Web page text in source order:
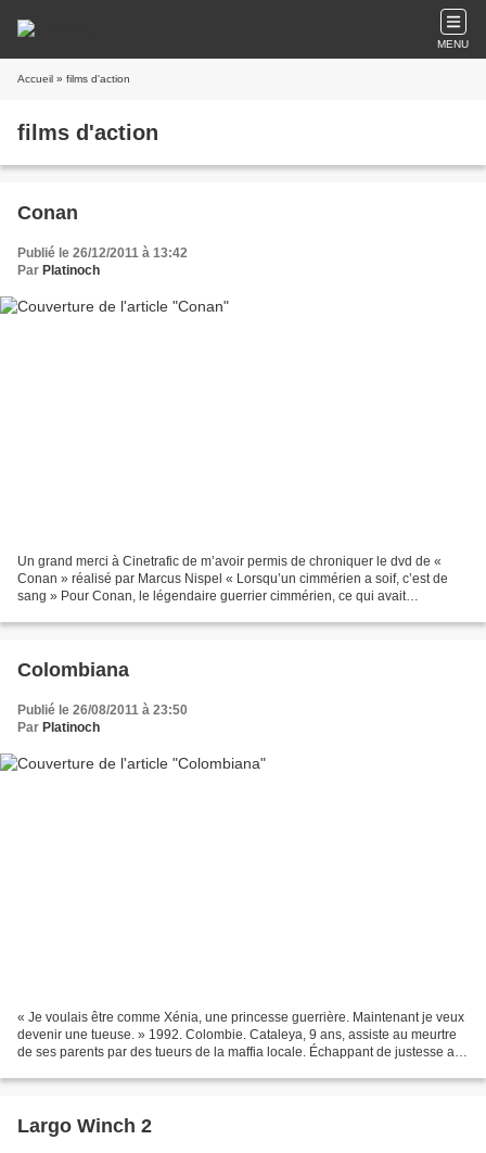
MENU
Accueil » films d'action
films d'action
Conan
Publié le 26/12/2011 à 13:42
Par Platinoch
Un grand merci à Cinetrafic de m’avoir permis de chroniquer le dvd de «
Conan » réalisé par Marcus Nispel « Lorsqu’un cimmérien a soif, c’est de
sang » Pour Conan, le légendaire guerrier cimmérien, ce qui avait
Colombiana
Publié le 26/08/2011 à 23:50
Par Platinoch
« Je voulais être comme Xénia, une princesse guerrière. Maintenant je veux
devenir une tueuse. » 1992. Colombie. Cataleya, 9 ans, assiste au meurtre
de ses parents par des tueurs de la maffia locale. Échappant de justesse au
Largo Winch 2